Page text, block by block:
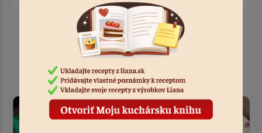
Podobné recepty